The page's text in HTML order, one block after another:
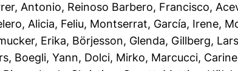
Antonio, Reinoso Barbero, Francisco,
Alicia, Feliu, Montserrat, García, Irene,
Erika, Börjesson, Glenda, Gillberg, Lars
, Boegli, Yann, Dolci, Mirko, Marcucci, Carine